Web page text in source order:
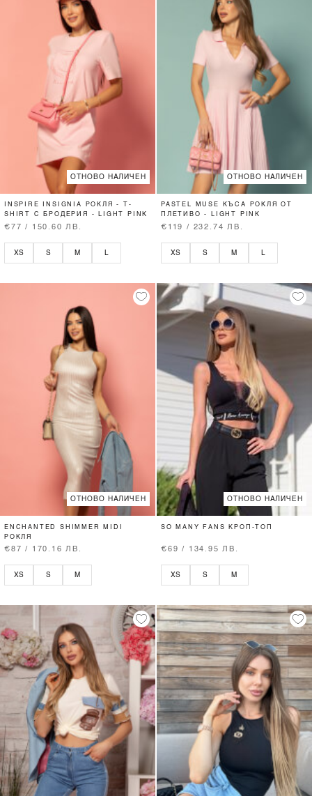
ОТНОВО НАЛИЧЕН
INSPIRE INSIGNIA РОКЛЯ - T-
SHIRT С БРОДЕРИЯ - LIGHT PINK
€77 / 150.60 ЛВ.
XS S M
ОТНОВО НАЛИЧЕН
PASTEL MUSE КЪСА РОКЛЯ ОТ
ПЛЕТИВО - LIGHT PINK
€119 / 232.74 ЛВ.
XS S M
ОТНОВО НАЛИЧЕН
ENCHANTED SHIMMER MIDI
РОКЛЯ
€87 / 170.16 ЛВ.
XS S M
ОТНОВО НАЛИЧЕН
SO MANY FANS КРОП-ТОП
€69 / 134.95 ЛВ.
XS S M